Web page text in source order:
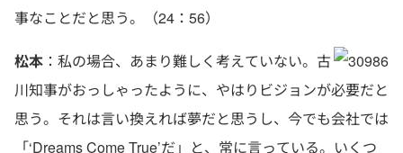
事なことだと思う。（24：56）
松本 ：私の場合、あまり難しく考えていない。古
川知事がおっしゃったように、やはりビジョンが必要だと
思う。それは言い換えれば夢だと思うし、今でも会社では
「‘Dreams Come True’だ」と、常に言っている。いくつ